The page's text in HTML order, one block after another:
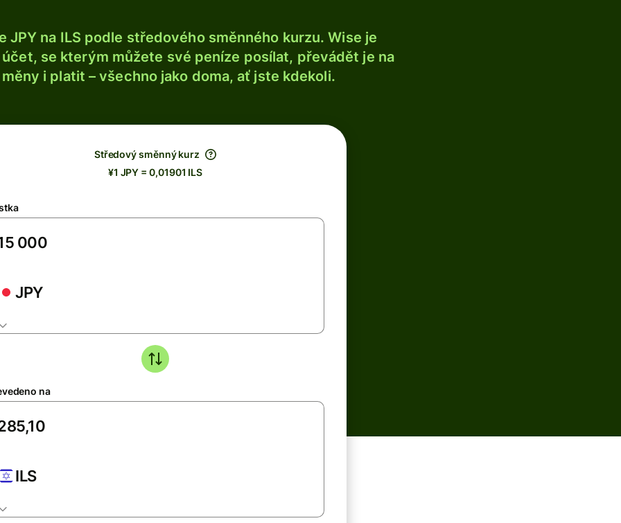
JPY na ILS podle středového směnného kurzu. Wise je
se kterým můžete své peníze posílat, převádět je na
i platit – všechno jako doma, ať jste kdekoli.
Středový směnný kurz
¥1 JPY = 0,01901 ILS
JPY
na
ILS